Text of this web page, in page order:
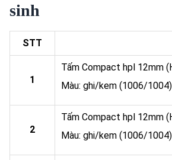
sinh
STT
1
Tấm Compact hpl 12mm
Màu: ghi/kem (1006/1004)
2
Tấm Compact hpl 12mm
Màu: ghi/kem (1006/1004)